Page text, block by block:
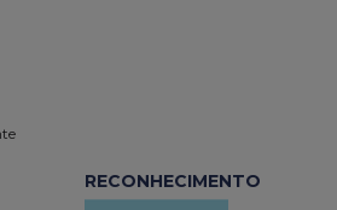
RECONHECIMENTO